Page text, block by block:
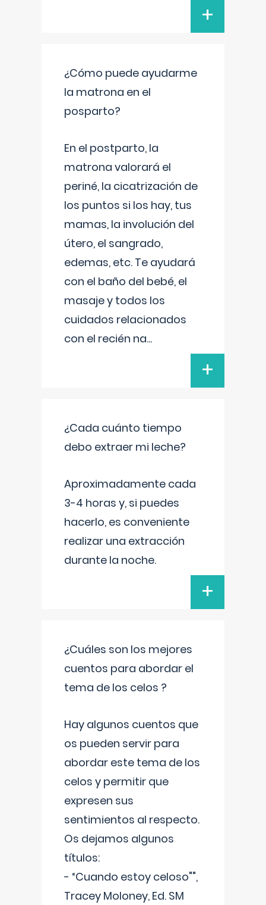
+
¿Cómo puede ayudarme
la matrona en el
posparto?
En el postparto, la
matrona valorará el
periné, la cicatrización de
los puntos si los hay, tus
mamas, la involución del
útero, el sangrado,
edemas, etc. Te ayudará
con el baño del bebé, el
masaje y todos los
cuidados relacionados
con el recién na...
+
¿Cada cuánto tiempo
debo extraer mi leche?
Aproximadamente cada
3-4 horas y, si puedes
hacerlo, es conveniente
realizar una extracción
durante la noche.
+
¿Cuáles son los mejores
cuentos para abordar el
tema de los celos ?
Hay algunos cuentos que
os pueden servir para
abordar este tema de los
celos y permitir que
expresen sus
sentimientos al respecto.
Os dejamos algunos
títulos:
- “Cuando estoy celoso"",
Tracey Moloney, Ed. SM